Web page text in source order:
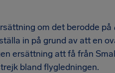
om det berodde på
in på grund av att en
ersättning att få från
bland flygledningen.